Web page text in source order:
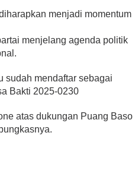
menjadi momentum
menjelang agenda politik
sudah mendaftar sebagai
Bakti 2025-0230
atas dukungan Puang Baso